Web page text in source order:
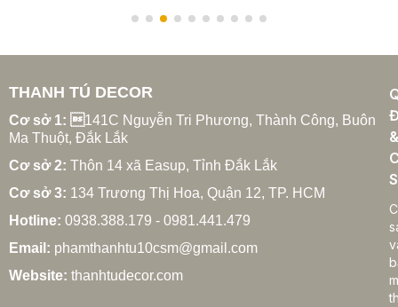
THANH TÚ DECOR
Cơ sở 1: 141C Nguyễn Tri Phương, Thành Công, Buôn
Ma Thuột, Đắk Lắk
Cơ sở 2: Thôn 14 xã Easup, Tỉnh Đắk Lắk
Cơ sở 3: 134 Trương Thị Hoa, Quận 12, TP. HCM
Hotline: 0938.388.179 - 0981.441.479
Email: phamthanhtu10csm@gmail.com
Website: thanhtudecor.com
&